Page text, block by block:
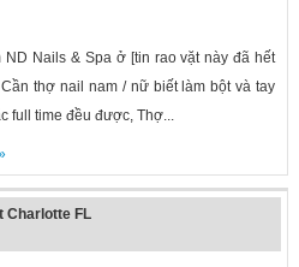
Nails & Spa ở [tin rao vặt này đã hết
thợ nail nam / nữ biết làm bột và tay
full time đều được, Thợ...
Charlotte FL